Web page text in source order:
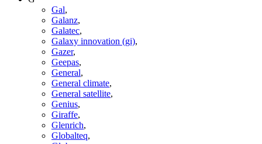
Gal,
Galanz,
Galatec,
Galaxy innovation (gi),
Gazer,
Geepas,
General,
General climate,
General satellite,
Genius,
Giraffe,
Glenrich,
Globalteq,